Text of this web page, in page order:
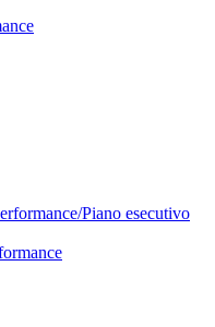
Piano esecutivo